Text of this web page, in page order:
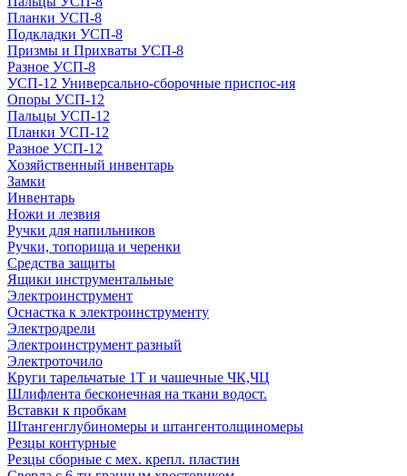
Планки УСП-8
Подкладки УСП-8
Призмы и Прихваты УСП-8
Разное УСП-8
УСП-12 Универсально-сборочные приспос-ия
Опоры УСП-12
Пальцы УСП-12
Планки УСП-12
Разное УСП-12
Хозяйственный инвентарь
Замки
Инвентарь
Ножи и лезвия
Ручки для напильников
Ручки, топорища и черенки
Средства защиты
Ящики инструментальные
Электроинструмент
Оснастка к электроинструменту
Электродрели
Электроинструмент разный
Электроточило
Круги тарельчатые 1Т и чашечные ЧК,ЧЦ
Шлифлента бесконечная на ткани водост.
Вставки к пробкам
Штангенглубиномеры и штангентолщиномеры
Резцы контурные
Резцы сборные с мех. крепл. пластин